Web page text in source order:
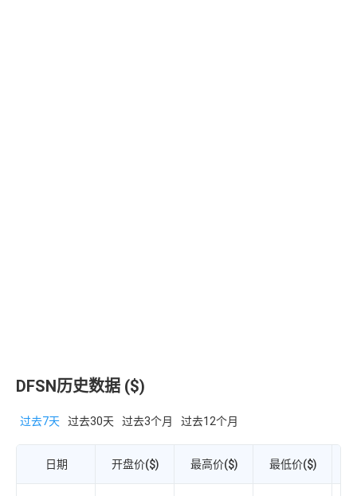
DFSN历史数据 ($)
过去7天 过去30天 过去3个月 过去12个月
日期 开盘价($) 最高价($) 最低价($)